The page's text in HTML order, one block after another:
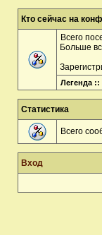
Кто сейчас на
Всего
Больше
Легенда ::
Статистика
Всего
Вход